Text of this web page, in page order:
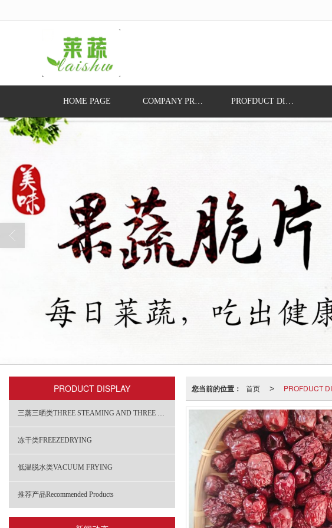
HOME PAGE COMPANY PROFILE PROFDUCT DISPLAY
您当前的位置： 首页 >
PRODUCT DISPLAY
三蒸三晒类THREE STEAMING AND THREE DRYING
冻干类FREEZEDRYING
低温脱水类VACUUM FRYING
推荐产品Recommended Products